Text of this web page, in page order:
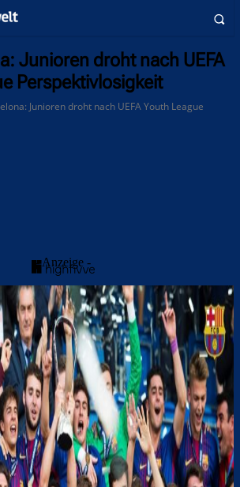
Junioren droht nach UEFA
Perspektivlosigkeit
Junioren droht nach UEFA Youth League
- Anzeige -